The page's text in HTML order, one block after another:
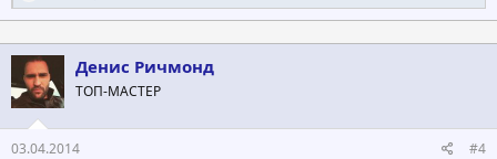
е
а
к
ц
и
и
:
Денис Ричмонд
ТОП-МАСТЕР
03.04.2014 #4